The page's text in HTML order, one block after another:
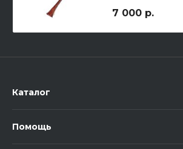
7 000 р.
Каталог
Помощь